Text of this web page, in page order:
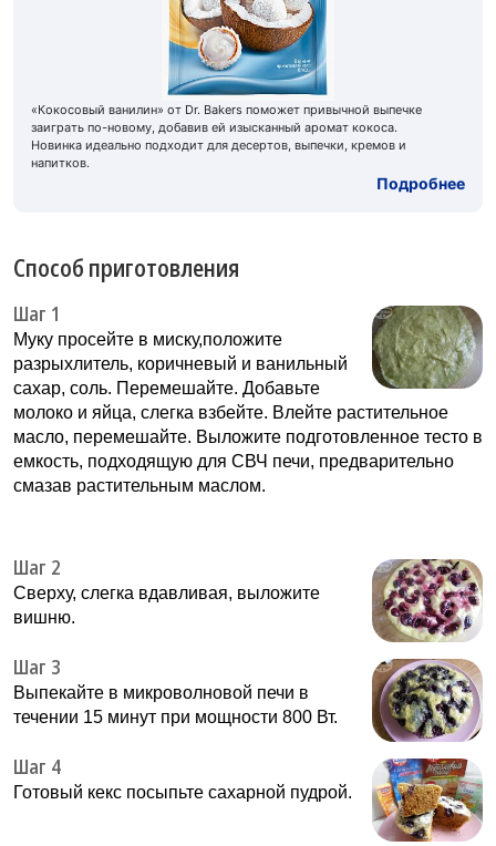
«Кокосовый ванилин» от Dr. Bakers поможет привычной выпечке
заиграть по-новому, добавив ей изысканный аромат кокоса.
Новинка идеально подходит для десертов, выпечки, кремов и
напитков.
Подробнее
Способ приготовления
Шаг 1
Муку просейте в миску,положите
разрыхлитель, коричневый и ванильный
сахар, соль. Перемешайте. Добавьте
молоко и яйца, слегка взбейте. Влейте растительное
масло, перемешайте. Выложите подготовленное тесто в
емкость, подходящую для СВЧ печи, предварительно
смазав растительным маслом.
Шаг 2
Сверху, слегка вдавливая, выложите
вишню.
Шаг 3
Выпекайте в микроволновой печи в
течении 15 минут при мощности 800 Вт.
Шаг 4
Готовый кекс посыпьте сахарной пудрой.